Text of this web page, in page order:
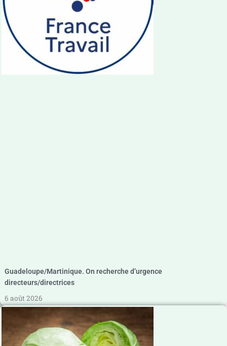
Guadeloupe/Martinique. On recherche d’urgence
directeurs/directrices
6 août 2026